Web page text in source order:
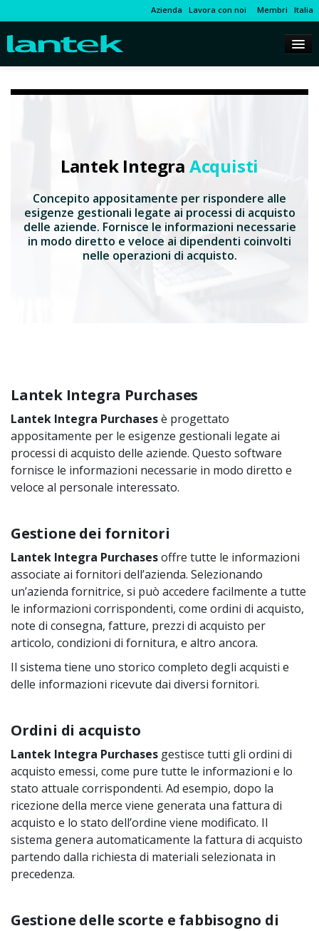
Azienda Lavora con noi Membri Italia
Lantek Integra Acquisti
Concepito appositamente per rispondere alle
esigenze gestionali legate ai processi di acquisto
delle aziende. Fornisce le informazioni necessarie
in modo diretto e veloce ai dipendenti coinvolti
nelle operazioni di acquisto.
Lantek Integra Purchases
Lantek Integra Purchasesè progettato
appositamente per le esigenze gestionali legate ai
processi di acquisto delle aziende. Questo software
fornisce le informazioni necessarie in modo diretto e
veloce al personale interessato.
Gestione dei fornitori
Lantek Integra Purchasesoffre tutte le informazioni
associate ai fornitori dell’azienda. Selezionando
un’azienda fornitrice, si può accedere facilmente a tutte
le informazioni corrispondenti, come ordini di acquisto,
note di consegna, fatture, prezzi di acquisto per
articolo, condizioni di fornitura, e altro ancora.
Il sistema tiene uno storico completo degli acquisti e
delle informazioni ricevute dai diversi fornitori.
Ordini di acquisto
Lantek Integra Purchases gestisce tutti gli ordini di
acquisto emessi, come pure tutte le informazioni e lo
stato attuale corrispondenti. Ad esempio, dopo la
ricezione della merce viene generata una fattura di
acquisto e lo stato dell’ordine viene modificato. Il
sistema genera automaticamente la fattura di acquisto
partendo dalla richiesta di materiali selezionata in
precedenza.
Gestione delle scorte e fabbisogno di